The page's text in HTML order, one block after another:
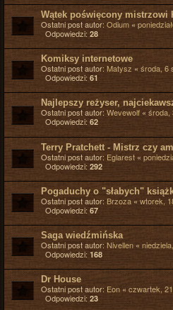
Wątek poświęcony mistrzowi
Ostatni post autor: Odium «
Odpowiedzi: 28
Komiksy internetowe
Ostatni post autor: Matysz « środa, 6
Odpowiedzi: 61
Najlepszy reżyser,
Ostatni post autor: Wevewolf « środa,
Odpowiedzi: 62
Terry Pratchett - Mistrz czy
Ostatni post autor: Eglarest «
Odpowiedzi: 292
Pogaduchy o "słabych"
Ostatni post autor: Brzoza « wtorek,
Odpowiedzi: 67
Saga wiedźmińska
Ostatni post autor: Nivellen «
Odpowiedzi: 168
Dr House
Ostatni post autor: Eon «czwartek,
Odpowiedzi: 23